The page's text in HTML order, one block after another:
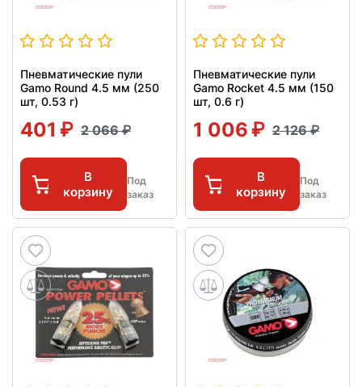
Пневматические пули
Gamo Round 4.5 мм (250
шт, 0.53 г)
401 2 066
В
корзину
Под
заказ
Пневматические пули
Gamo Rocket 4.5 мм (150
шт, 0.6 г)
1 006 2 126
В
корзину
Под
заказ